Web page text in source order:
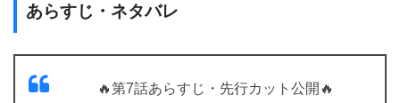
あらすじ・ネタバレ
🔥第7話あらすじ・先行カット公開🔥